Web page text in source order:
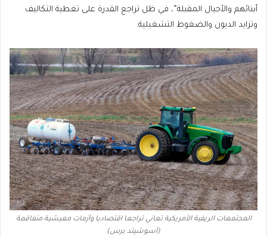
أبنائهم والأجيال المقبلة”، في ظل تراجع القدرة على تغطية التكاليف
وتزايد الديون والضغوط التشغيلية.
المجتمعات الريفية الأمريكية تعاني تراجعا اقتصاديا وأزمات معيشية متفاقمة
(أسوشيتد برس)